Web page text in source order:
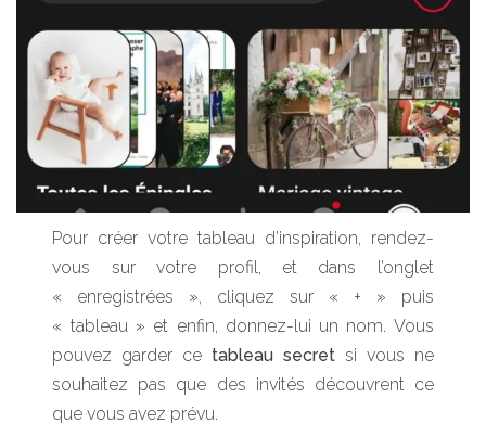
Pour créer votre tableau d’inspiration, rendez-
vous sur votre profil, et dans l’onglet
« enregistrées », cliquez sur « + » puis
« tableau » et enfin, donnez-lui un nom. Vous
pouvez garder ce tableau secretsi vous ne
souhaitez pas que des invités découvrent ce
que vous avez prévu.